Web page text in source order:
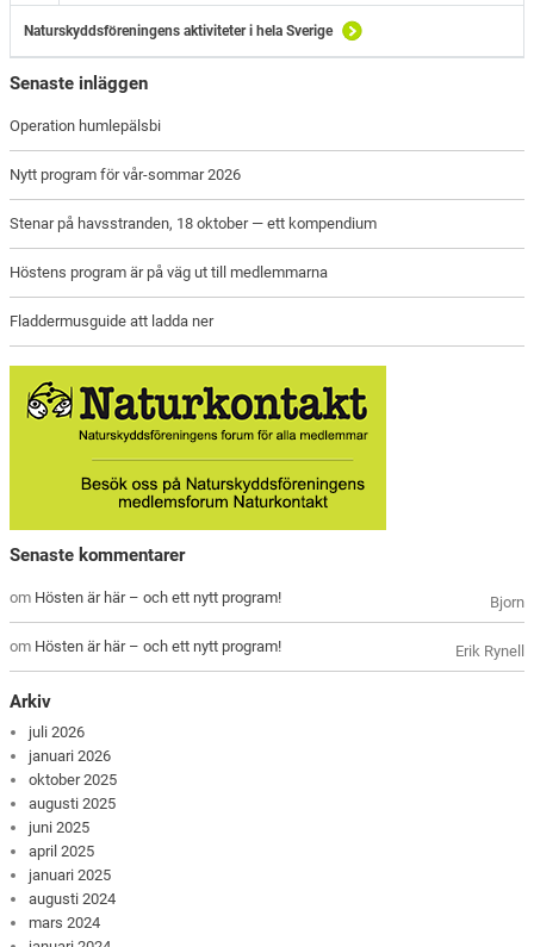
Naturskyddsföreningens aktiviteter i hela Sverige
Senaste inläggen
Operation humlepälsbi
Nytt program för vår-sommar 2026
Stenar på havsstranden, 18 oktober — ett kompendium
Höstens program är på väg ut till medlemmarna
Fladdermusguide att ladda ner
Senaste kommentarer
Bjorn
om Hösten är här – och ett nytt program!
Erik Rynell
om Hösten är här – och ett nytt program!
Arkiv
juli 2026
januari 2026
oktober 2025
augusti 2025
juni 2025
april 2025
januari 2025
augusti 2024
mars 2024